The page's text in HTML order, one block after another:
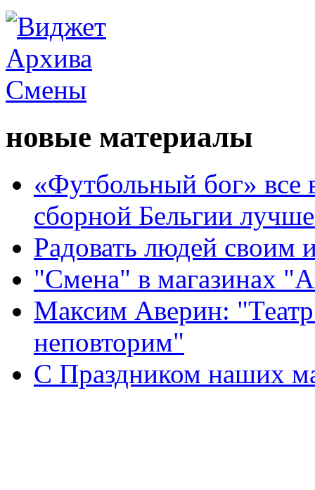
новые материалы
«Футбольный бог» все
сборной Бельгии
Радовать людей своим
"Смена" в магазинах
Максим Аверин:
неповторим"
С Праздником наших